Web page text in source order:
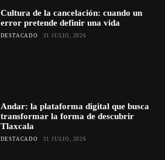
Cultura de la cancelación: cuando un
error pretende definir una vida
DESTACADO 31 JULIO, 2026
Andar: la plataforma digital que busca
transformar la forma de descubrir
Tlaxcala
DESTACADO 31 JULIO, 2026